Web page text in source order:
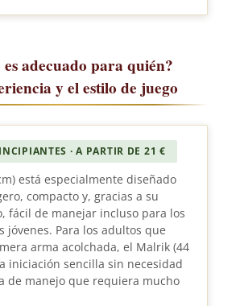
adecuado para quién?
y el estilo de juego
· A PARTIR DE 21 €
está especialmente diseñado
compacto y, gracias a su
fácil de manejar incluso para los
jóvenes. Para los adultos que
arma acolchada, el Malrik (44
iniciación sencilla sin necesidad
de manejo que requiera mucho